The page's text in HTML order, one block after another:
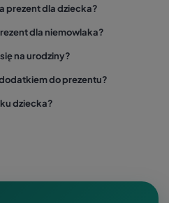
prezent dla dziecka?
dla niemowlaka?
na urodziny?
do prezentu?
dziecka?